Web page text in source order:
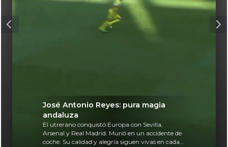
José Antonio Reyes: pura magia
andaluza
El utrerano conquistó Europa con Sevilla,
Arsenal y Real Madrid. Murió en un accidente de
coche. Su calidad y alegría siguen vivas en cada